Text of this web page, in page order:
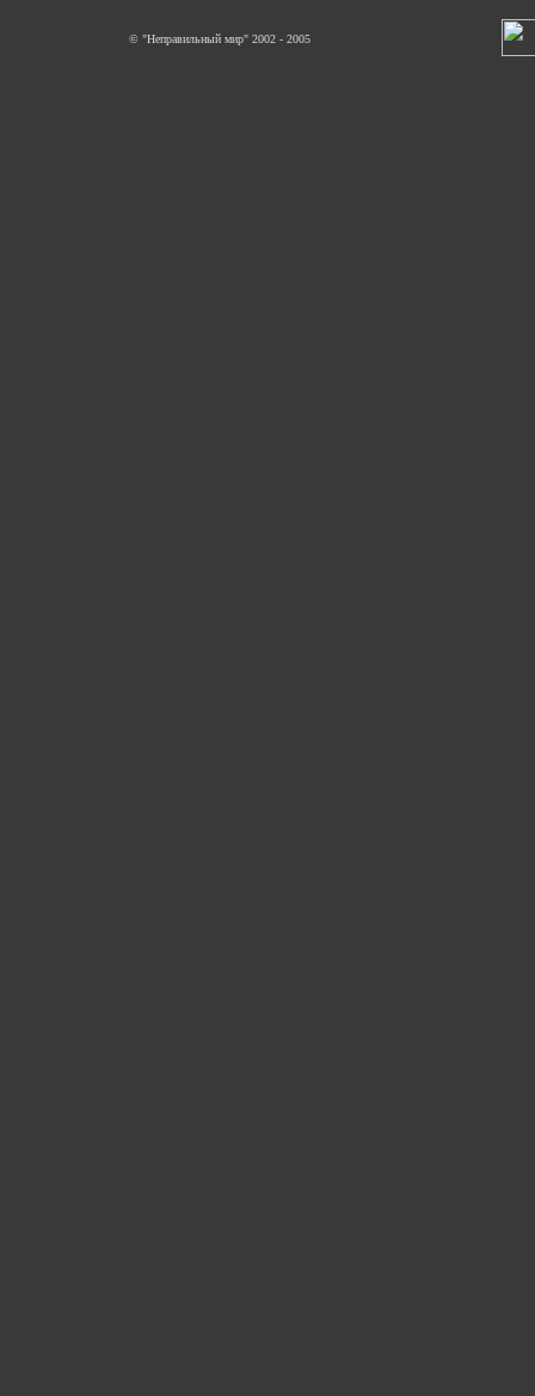
© "Неправильный мир" 2002 - 2005